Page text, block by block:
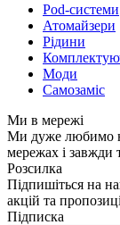
Pod-системи
Атомайзери
Рідини
Моди
Самозаміс
Ми в мережі
Ми дуже любимо
мережах і завжди
Розсилка
Підпишіться на
акцій та
Підписка